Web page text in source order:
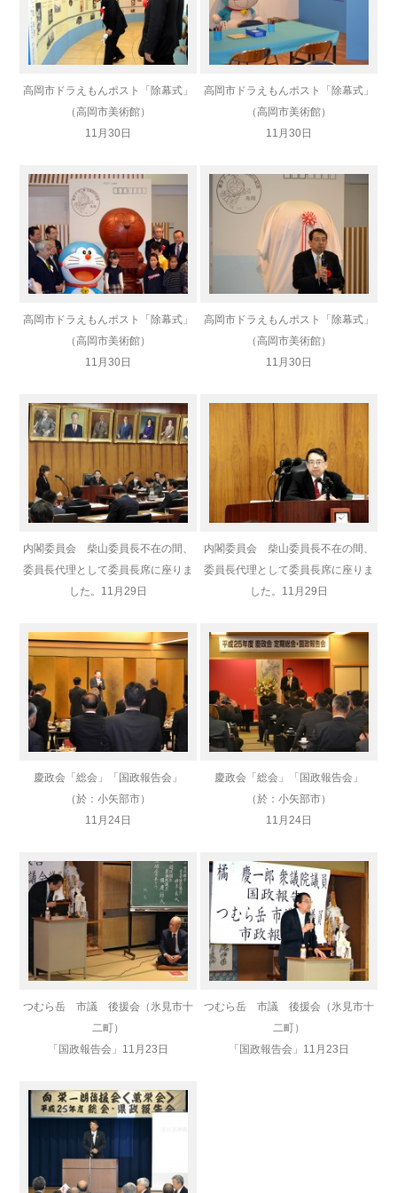
高岡市ドラえもんポスト「除幕式」
（高岡市美術館）
11月30日
高岡市ドラえもんポスト「除幕式」
（高岡市美術館）
11月30日
高岡市ドラえもんポスト「除幕式」
（高岡市美術館）
11月30日
高岡市ドラえもんポスト「除幕式」
（高岡市美術館）
11月30日
内閣委員会 柴山委員長不在の間、
委員長代理として委員長席に座りま
した。11月29日
内閣委員会 柴山委員長不在の間、
委員長代理として委員長席に座りま
した。11月29日
慶政会「総会」「国政報告会」
（於：小矢部市）
11月24日
慶政会「総会」「国政報告会」
（於：小矢部市）
11月24日
つむら岳 市議 後援会（氷見市十
二町）
「国政報告会」 11月23日
つむら岳 市議 後援会（氷見市十
二町）
「国政報告会」 11月23日